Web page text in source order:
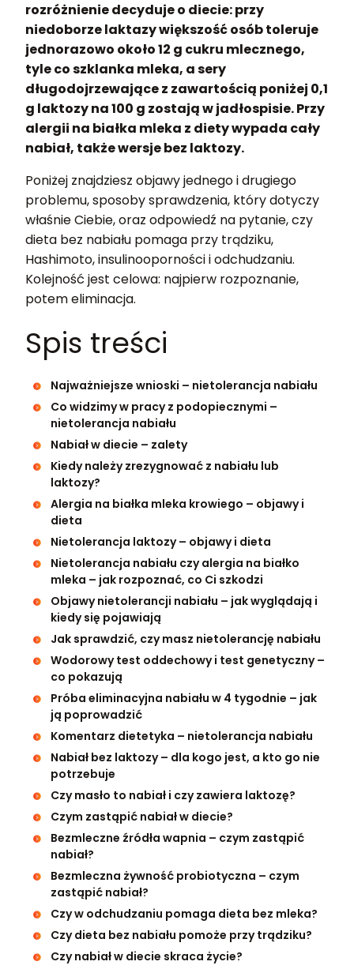
rozróżnienie decyduje o diecie: przy
niedoborze laktazy większość osób toleruje
jednorazowo około 12 g cukru mlecznego,
tyle co szklanka mleka, a sery
długodojrzewające z zawartością poniżej 0,1
g laktozy na 100 g zostają w jadłospisie. Przy
alergii na białka mleka z diety wypada cały
nabiał, także wersje bez laktozy.
Poniżej znajdziesz objawy jednego i drugiego
problemu, sposoby sprawdzenia, który dotyczy
właśnie Ciebie, oraz odpowiedź na pytanie, czy
dieta bez nabiału pomaga przy trądziku,
Hashimoto, insulinooporności i odchudzaniu.
Kolejność jest celowa: najpierw rozpoznanie,
potem eliminacja.
Spis treści
Najważniejsze wnioski – nietolerancja nabiału
Co widzimy w pracy z podopiecznymi –
nietolerancja nabiału
Nabiał w diecie – zalety
Kiedy należy zrezygnować z nabiału lub
laktozy?
Alergia na białka mleka krowiego – objawy i
dieta
Nietolerancja laktozy – objawy i dieta
Nietolerancja nabiału czy alergia na białko
mleka – jak rozpoznać, co Ci szkodzi
Objawy nietolerancji nabiału – jak wyglądają i
kiedy się pojawiają
Jak sprawdzić, czy masz nietolerancję nabiału
Wodorowy test oddechowy i test genetyczny –
co pokazują
Próba eliminacyjna nabiału w 4 tygodnie – jak
ją poprowadzić
Komentarz dietetyka – nietolerancja nabiału
Nabiał bez laktozy – dla kogo jest, a kto go nie
potrzebuje
Czy masło to nabiał i czy zawiera laktozę?
Czym zastąpić nabiał w diecie?
Bezmleczne źródła wapnia – czym zastąpić
nabiał?
Bezmleczna żywność probiotyczna – czym
zastąpić nabiał?
Czy w odchudzaniu pomaga dieta bez mleka?
Czy dieta bez nabiału pomoże przy trądziku?
Czy nabiał w diecie skraca życie?